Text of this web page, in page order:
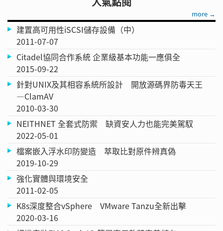
more →
建置高可用性iSCSI儲存設備（中）
2011-07-07
Citadel協同合作系統 企業級基本功能一應俱全
2015-09-22
針對UNIX及其相容系統所設計 開放源碼界防毒天王
—ClamAV
2010-03-30
NEITHNET 全套式防禦 缺資安人力也能完美駕馭
2022-05-01
檔案嵌入浮水印防變造 萃取比對原件辨真偽
2019-10-29
強化實體與環境安全
2011-02-05
K8s深度整合vSphere VMware Tanzu全新出擊
2020-03-16